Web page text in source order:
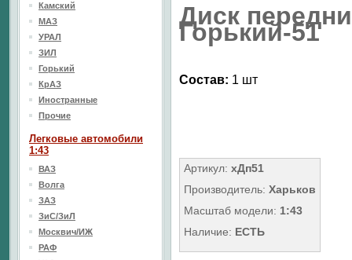
Диск
Горький-51
Состав: 1 шт
Артикул: хДп51
Производитель: Харьков
Масштаб модели: 1:43
Наличие: ЕСТЬ
Камский
МАЗ
УРАЛ
ЗИЛ
Горький
КрАЗ
Иностранные
Прочие
Легковые автомобили
1:43
ВАЗ
Волга
ЗАЗ
ЗиС/ЗиЛ
Москвич/ИЖ
РАФ